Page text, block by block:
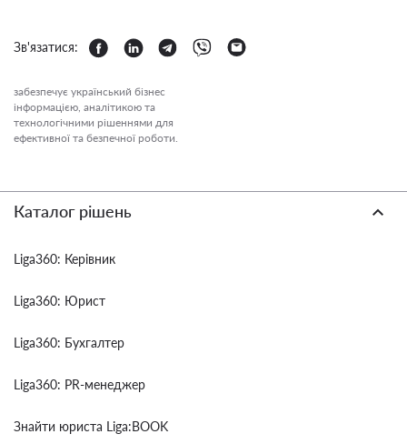
Зв'язатися:
забезпечує український бізнес
інформацією, аналітикою та
технологічними рішеннями для
ефективної та безпечної роботи.
Каталог рішень
Liga360: Керівник
Liga360: Юрист
Liga360: Бухгалтер
Liga360: PR-менеджер
Знайти юриста Liga:BOOK